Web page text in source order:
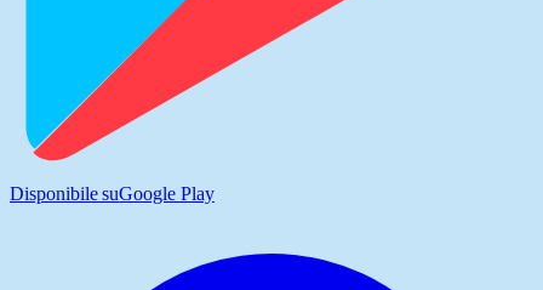
Disponibile suGoogle Play